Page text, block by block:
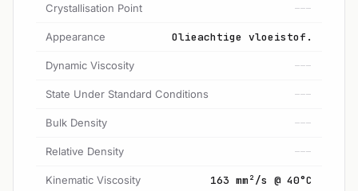
Crystallisation Point ---
Appearance Olieachtige vloeistof.
Dynamic Viscosity ---
State Under Standard Conditions ---
Bulk Density ---
Relative Density ---
Kinematic Viscosity 163 mm²/s @ 40°C